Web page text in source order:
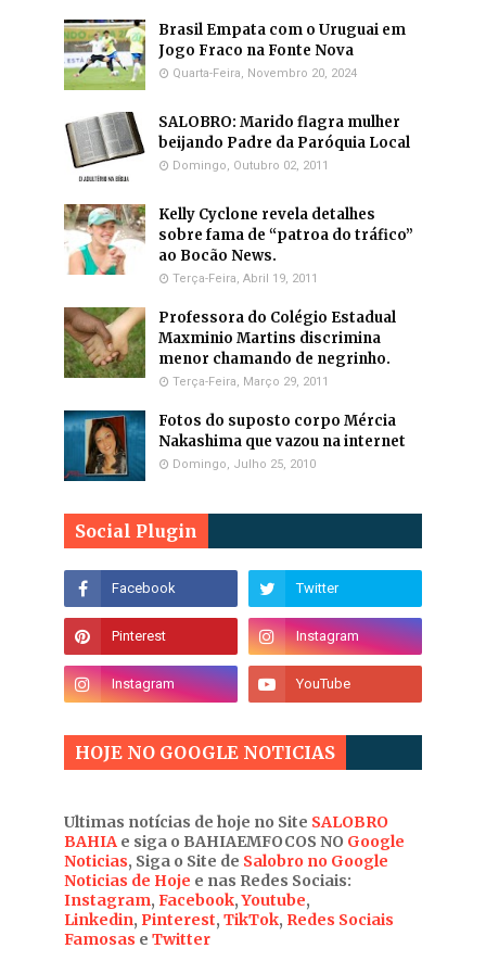
Brasil Empata com o Uruguai em
Jogo Fraco na Fonte Nova
Quarta-Feira, Novembro 20, 2024
SALOBRO: Marido flagra mulher
beijando Padre da Paróquia Local
Domingo, Outubro 02, 2011
Kelly Cyclone revela detalhes
sobre fama de “patroa do tráfico”
ao Bocão News.
Terça-Feira, Abril 19, 2011
Professora do Colégio Estadual
Maxminio Martins discrimina
menor chamando de negrinho.
Terça-Feira, Março 29, 2011
Fotos do suposto corpo Mércia
Nakashima que vazou na internet
Domingo, Julho 25, 2010
Social Plugin
HOJE NO GOOGLE NOTICIAS
Ultimas notícias de hoje no Site SALOBRO
BAHIA e siga o BAHIAEMFOCOS NO Google
Noticias, Siga o Site de Salobro no Google
Noticias de Hoje e nas Redes Sociais:
Instagram, Facebook,Youtube,
Linkedin, Pinterest, TikTok, Redes Sociais
Famosas e Twitter